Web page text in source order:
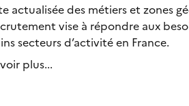
actualisée des métiers et zones
vise à répondre aux
secteurs d’activité en France.
plus...